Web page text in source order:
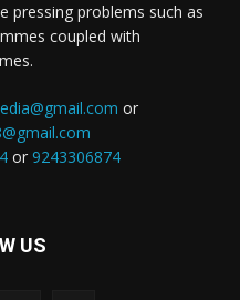
pressing problems such as
coupled with
or
or 9243306874
US